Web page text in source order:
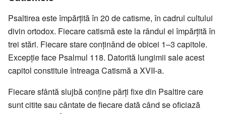
Psaltirea este împărțită în 20 de catisme, în cadrul cultului
divin ortodox. Fiecare catismă este la rândul ei împărțită în
trei stări. Fiecare stare conținând de obicei 1–3 capitole.
Excepție face Psalmul 118. Datorită lungimii sale acest
capitol constituie întreaga Catismă a XVII-a.
Fiecare sfântă slujbă conține părți fixe din Psaltire care
sunt citite sau cântate de fiecare dată când se oficiază